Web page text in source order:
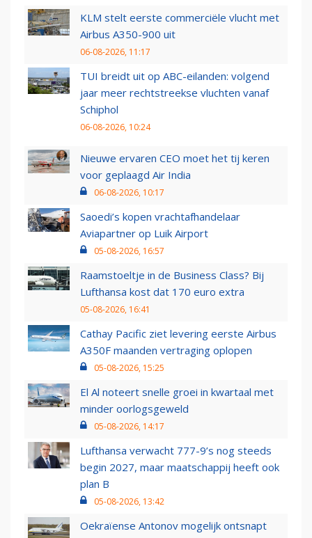
KLM stelt eerste commerciële vlucht met
Airbus A350-900 uit
06-08-2026, 11:17
TUI breidt uit op ABC-eilanden: volgend
jaar meer rechtstreekse vluchten vanaf
Schiphol
06-08-2026, 10:24
Nieuwe ervaren CEO moet het tij keren
voor geplaagd Air India
06-08-2026, 10:17
Saoedi’s kopen vrachtafhandelaar
Aviapartner op Luik Airport
05-08-2026, 16:57
Raamstoeltje in de Business Class? Bij
Lufthansa kost dat 170 euro extra
05-08-2026, 16:41
Cathay Pacific ziet levering eerste Airbus
A350F maanden vertraging oplopen
05-08-2026, 15:25
El Al noteert snelle groei in kwartaal met
minder oorlogsgeweld
05-08-2026, 14:17
Lufthansa verwacht 777-9’s nog steeds
begin 2027, maar maatschappij heeft ook
plan B
05-08-2026, 13:42
Oekraïense Antonov mogelijk ontsnapt